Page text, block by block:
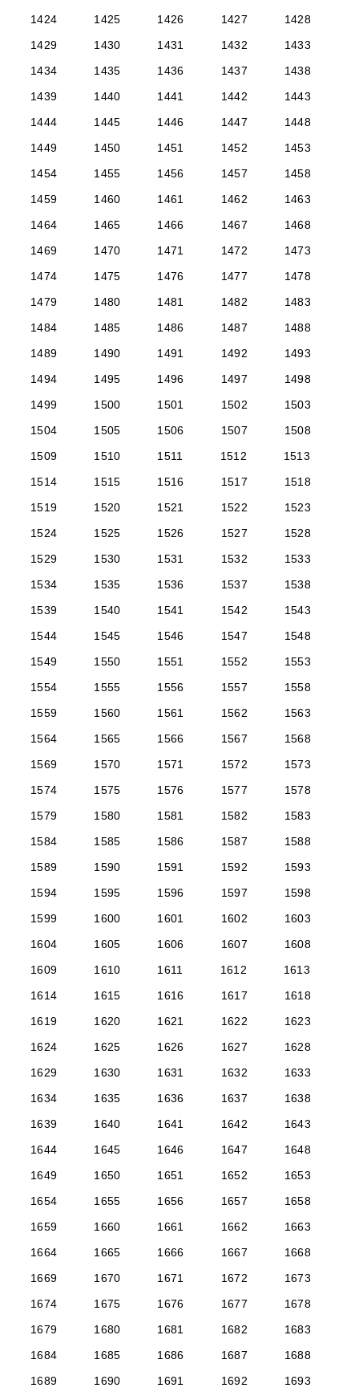
1424 1425 1426 1427
1428
1429
1430 1431 1432
1433
1434
1435 1436 1437
1438
1439
1440 1441 1442
1443
1444
1445 1446 1447
1448
1449
1450 1451 1452
1453
1454
1455 1456 1457
1458
1459
1460 1461 1462
1463
1464
1465 1466 1467
1468
1469
1470 1471 1472
1473
1474
1475 1476 1477
1478
1479
1480 1481 1482
1483
1484
1485 1486 1487
1488
1489
1490 1491 1492
1493
1494
1495 1496 1497
1498
1499
1500 1501 1502
1503
1504
1505 1506 1507
1508
1509
1510 1511 1512
1513
1514
1515 1516 1517
1518
1519
1520 1521 1522
1523
1524
1525 1526 1527
1528
1529
1530 1531 1532
1533
1534
1535 1536 1537
1538
1539
1540 1541 1542
1543
1544
1545 1546 1547
1548
1549
1550 1551 1552
1553
1554
1555 1556 1557
1558
1559
1560 1561 1562
1563
1564
1565 1566 1567
1568
1569
1570 1571 1572
1573
1574
1575 1576 1577
1578
1579
1580 1581 1582
1583
1584
1585 1586 1587
1588
1589
1590 1591 1592
1593
1594
1595 1596 1597
1598
1599
1600 1601 1602
1603
1604
1605 1606 1607
1608
1609
1610 1611 1612
1613
1614
1615 1616 1617
1618
1619
1620 1621 1622
1623
1624
1625 1626 1627
1628
1629
1630 1631 1632
1633
1634
1635 1636 1637
1638
1639
1640 1641 1642
1643
1644
1645 1646 1647
1648
1649
1650 1651 1652
1653
1654
1655 1656 1657
1658
1659
1660 1661 1662
1663
1664
1665 1666 1667
1668
1669
1670 1671 1672
1673
1674
1675 1676 1677
1678
1679
1680 1681 1682
1683
1684
1685 1686 1687
1688
1689
1690 1691 1692
1693